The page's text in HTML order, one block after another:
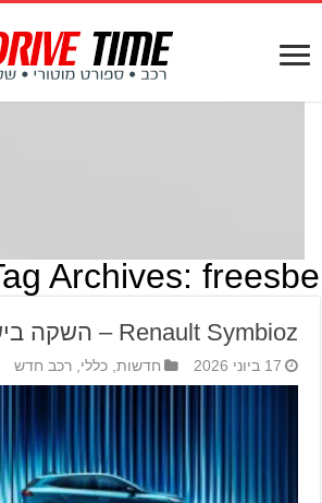
Tag Archives:
Renault Symbioz – השקה בישראל
17 ביוני 2026 חדשות,כללי,רכב חדש